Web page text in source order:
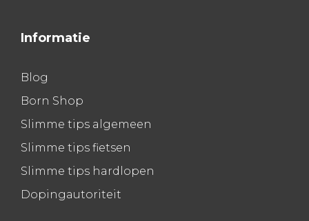
Informatie
Blog
Born Shop
Slimme tips algemeen
Slimme tips fietsen
Slimme tips hardlopen
Dopingautoriteit